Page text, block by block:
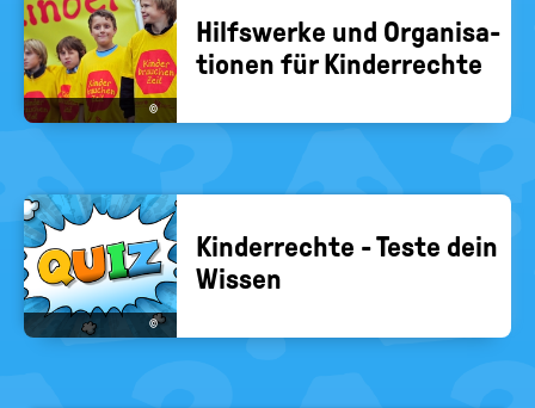
©
Hilfs­wer­ke und Or­ga­ni­sa­
tio­nen für Kin­der­rech­te
©
Kin­der­rech­te - Teste dein
Wis­sen